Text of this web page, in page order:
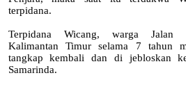
terpidana.
Terpidana Wicang, warga Jalan
Kalimantan Timur selama 7 tahun
tangkap kembali dan di jebloskan
Samarinda.